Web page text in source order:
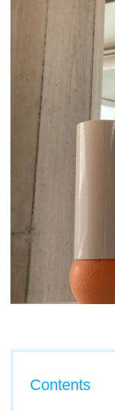
Contents